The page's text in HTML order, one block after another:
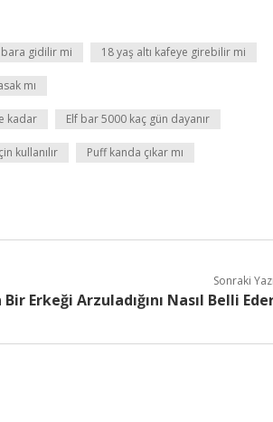
bara gidilir mi 18 yaş altı kafeye girebilir mi
mı
kadar Elf bar 5000 kaç gün dayanır
kullanılır Puff kanda çıkar mı
Sonraki Yazı
Bir Erkeği Arzuladığını Nasıl Belli